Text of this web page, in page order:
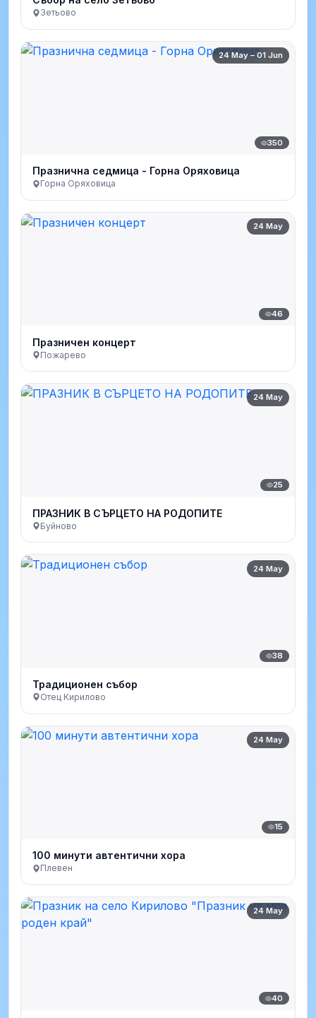
Зетьово
24 May – 01 Jun
350
Празнична седмица - Горна Оряховица
Горна Оряховица
24 May
46
Празничен концерт
Пожарево
24 May
25
ПРАЗНИК В СЪРЦЕТО НА РОДОПИТЕ
Буйново
24 May
38
Традиционен събор
Отец Кирилово
24 May
15
100 минути автентични хора
Плевен
24 May
40